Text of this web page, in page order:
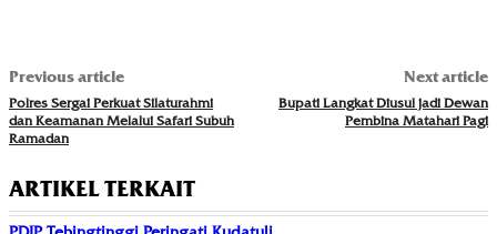
Previous article
Polres Sergai Perkuat Silaturahmi
dan Keamanan Melalui Safari Subuh
Ramadan
Next article
Bupati Langkat Diusul jadi Dewan
Pembina Matahari Pagi
ARTIKEL TERKAIT